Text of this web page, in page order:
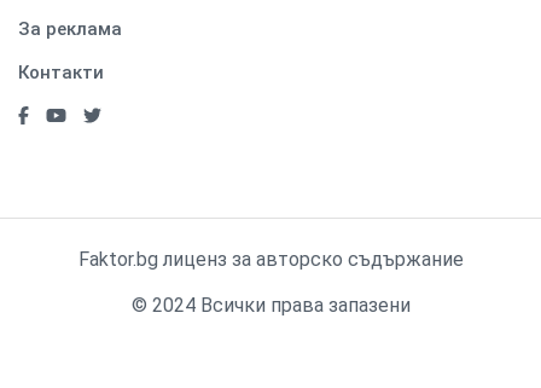
За реклама
Контакти
Faktor.bg лиценз за авторско съдържание
© 2024 Всички права запазени